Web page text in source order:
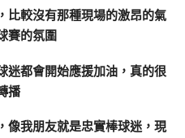
比較沒有那種現場的激昂的氣
賽的氛圍
迷都會開始應援加油，真的很
播
像我朋友就是忠實棒球迷，現